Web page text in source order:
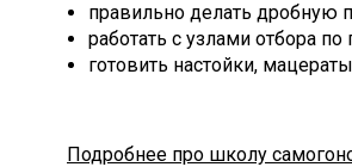
правильно делать дробную
работать с узлами отбора
готовить настойки,
Подробнее про школу